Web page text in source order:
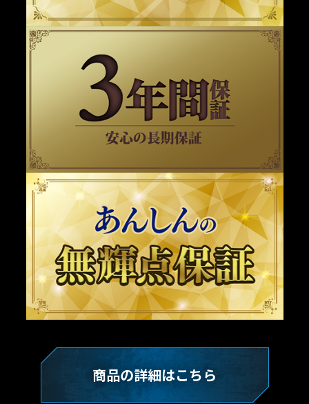
商品の詳細はこちら